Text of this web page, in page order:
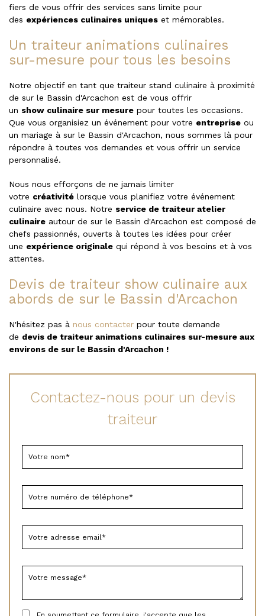
fiers de vous offrir des services sans limite pour
des expériences culinaires uniques et mémorables.
Un traiteur animations culinaires
sur-mesure pour tous les besoins
Notre objectif en tant que traiteur stand culinaire à proximité
de sur le Bassin d'Arcachon est de vous offrir
un show culinaire sur mesure pour toutes les occasions.
Que vous organisiez un événement pour votre entreprise ou
un mariage à sur le Bassin d'Arcachon, nous sommes là pour
répondre à toutes vos demandes et vous offrir un service
personnalisé.
Nous nous efforçons de ne jamais limiter
votre créativité lorsque vous planifiez votre événement
culinaire avec nous. Notre service de traiteur atelier
culinaire autour de sur le Bassin d'Arcachon est composé de
chefs passionnés, ouverts à toutes les idées pour créer
une expérience originale qui répond à vos besoins et à vos
attentes.
Devis de traiteur show culinaire aux
abords de sur le Bassin d'Arcachon
N'hésitez pas à nous contacter pour toute demande
de devis de traiteur animations culinaires sur-mesure aux
environs de sur le Bassin d'Arcachon !
Contactez-nous pour un devis
traiteur